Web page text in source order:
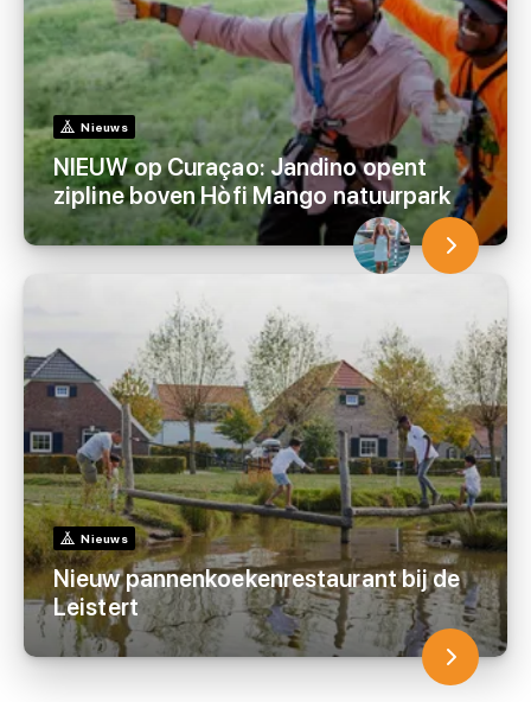
Nieuws
NIEUW op Curaçao: Jandino opent
zipline boven Hòfi Mango natuurpark
Nieuws
Nieuw pannenkoekenrestaurant bij de
Leistert